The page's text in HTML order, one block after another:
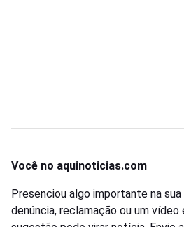
Você no aquinoticias.com
Presenciou algo importante na
denúncia, reclamação ou um vídeo